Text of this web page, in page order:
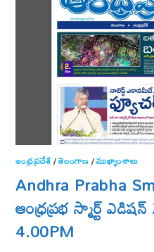
ఆంధ్ర‌ప్ర‌దేశ్/తెలంగాణ‌/ముఖ్యాంశాలు
Andhra Prabha
ఆంధ్ర‌ప్ర‌భ స్మార్ట్
4.00PM